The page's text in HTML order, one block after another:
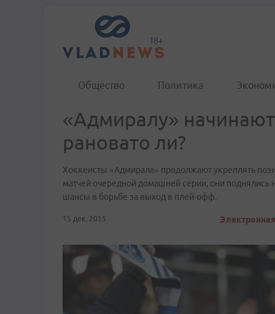
Общество Политика
«Адмиралу»
рановато ли?
​Хоккеисты «Адмирала» продолжают укреплять
матчей очередной домашней серии, они
шансы в борьбе за выход в плей-офф.
15 дек. 2015